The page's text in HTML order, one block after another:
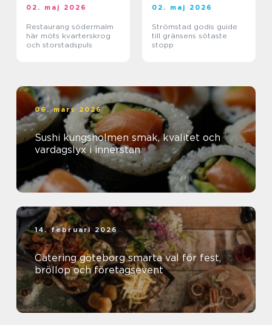
02. maj 2026
Restaurang södermalm
här möts kvarterskrog
och storstadspuls
02. maj 2026
Strömstad godis guide
till gränsens sötaste
stopp
06. mars 2026
Sushi kungsholmen smak, kvalitet och
vardagslyx i innerstan
14. februari 2026
Catering göteborg smarta val för fest,
bröllop och företagsevent